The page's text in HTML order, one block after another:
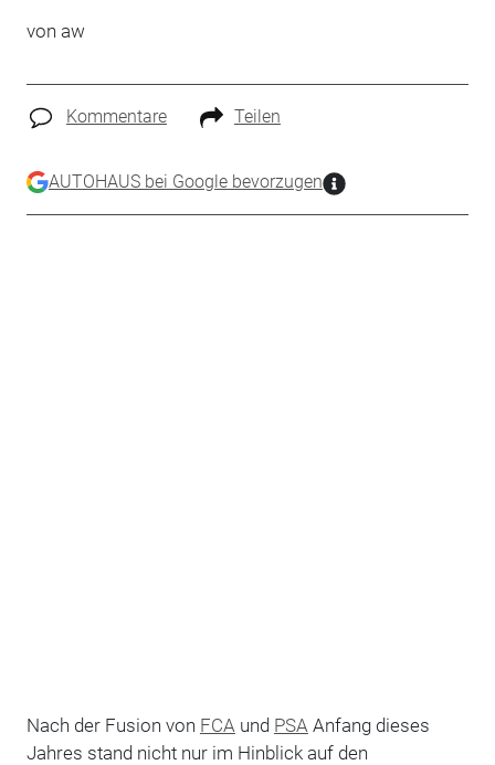
von aw
Kommentare Teilen
AUTOHAUS bei Google bevorzugen
Nach der Fusion von FCA und PSA Anfang dieses
Jahres stand nicht nur im Hinblick auf den